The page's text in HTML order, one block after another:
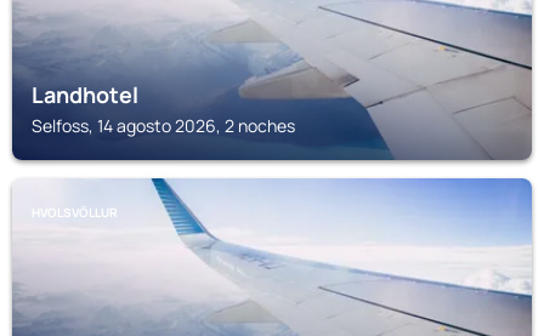
Landhotel
Selfoss, 14 agosto 2026, 2 noches
HVOLSVÖLLUR